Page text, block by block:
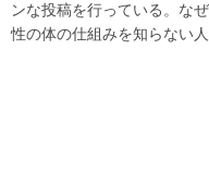
ンな投稿を行っている。な
性の体の仕組みを知らない